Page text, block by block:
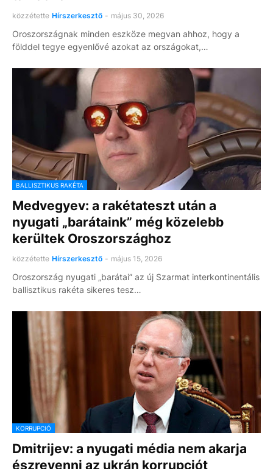
közzétette Hírszerkesztő - május 30, 2026
Oroszországnak minden eszköze megvan ahhoz, hogy a
földdel tegye egyenlővé azokat az országokat,…
BALLISZTIKUS RAKÉTA
Medvegyev: a rakétateszt után a
nyugati „barátaink” még közelebb
kerültek Oroszországhoz
közzétette Hírszerkesztő - május 15, 2026
Oroszország nyugati „barátai” az új Szarmat interkontinentális
ballisztikus rakéta sikeres tesz…
KORRUPCIÓ
Dmitrijev: a nyugati média nem akarja
észrevenni az ukrán korrupciót